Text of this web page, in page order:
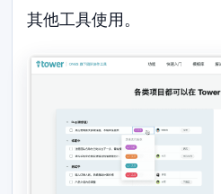
其他工具使用。